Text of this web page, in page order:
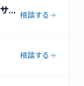
営業代行・セールスイネーブルメント支援サービス 相談する
相談する